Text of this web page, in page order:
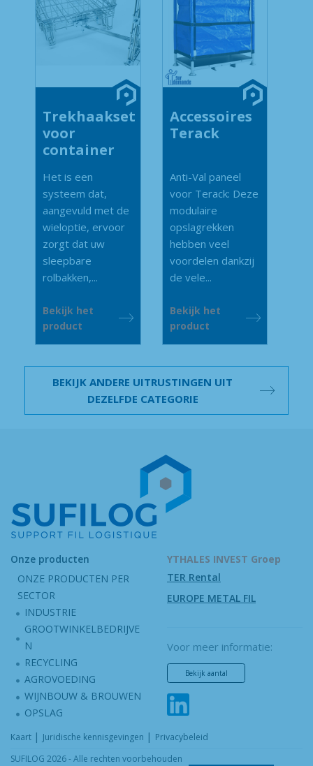
Trekhaakset
voor
container
Het is een
systeem dat,
aangevuld met de
wieloptie, ervoor
zorgt dat uw
sleepbare
rolbakken,...
Bekijk het
product
Accessoires
Terack
Anti-Val paneel
voor Terack: Deze
modulaire
opslagrekken
hebben veel
voordelen dankzij
de vele...
Bekijk het
product
BEKIJK ANDERE UITRUSTINGEN UIT
DEZELFDE CATEGORIE
Onze producten
ONZE PRODUCTEN PER
SECTOR
INDUSTRIE
GROOTWINKELBEDRIJVE
N
RECYCLING
AGROVOEDING
WIJNBOUW & BROUWEN
OPSLAG
YTHALES INVEST Groep
TER Rental
EUROPE METAL FIL
Voor meer informatie:
Bekijk aantal
Kaart | Juridische kennisgevingen | Privacybeleid
SUFILOG 2026 - Alle rechten voorbehouden